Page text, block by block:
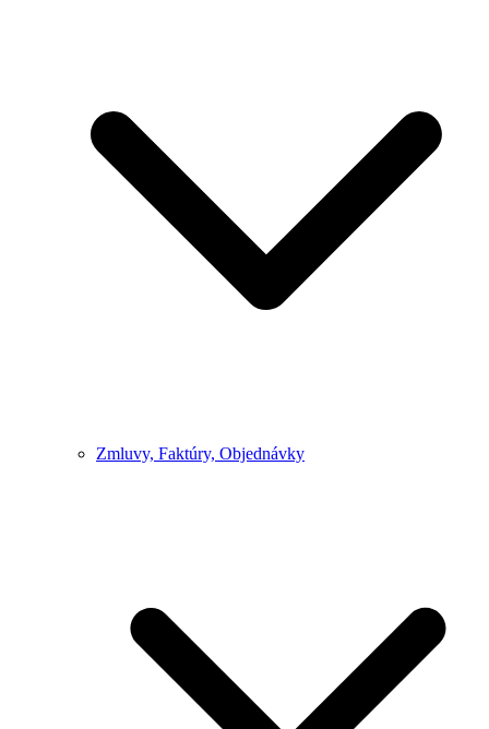
Zmluvy, Faktúry, Objednávky